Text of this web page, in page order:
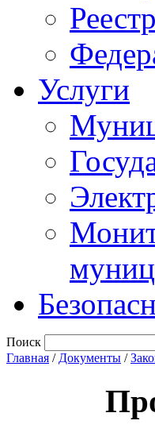
Услуги
Поиск
Главная / Документы /